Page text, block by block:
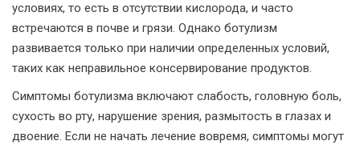
условиях, то есть в отсутствии кислорода, и часто
встречаются в почве и грязи. Однако ботулизм
развивается только при наличии определенных условий,
таких как неправильное консервирование продуктов.
Симптомы ботулизма включают слабость, головную боль,
сухость во рту, нарушение зрения, размытость в глазах и
двоение. Если не начать лечение вовремя, симптомы могут